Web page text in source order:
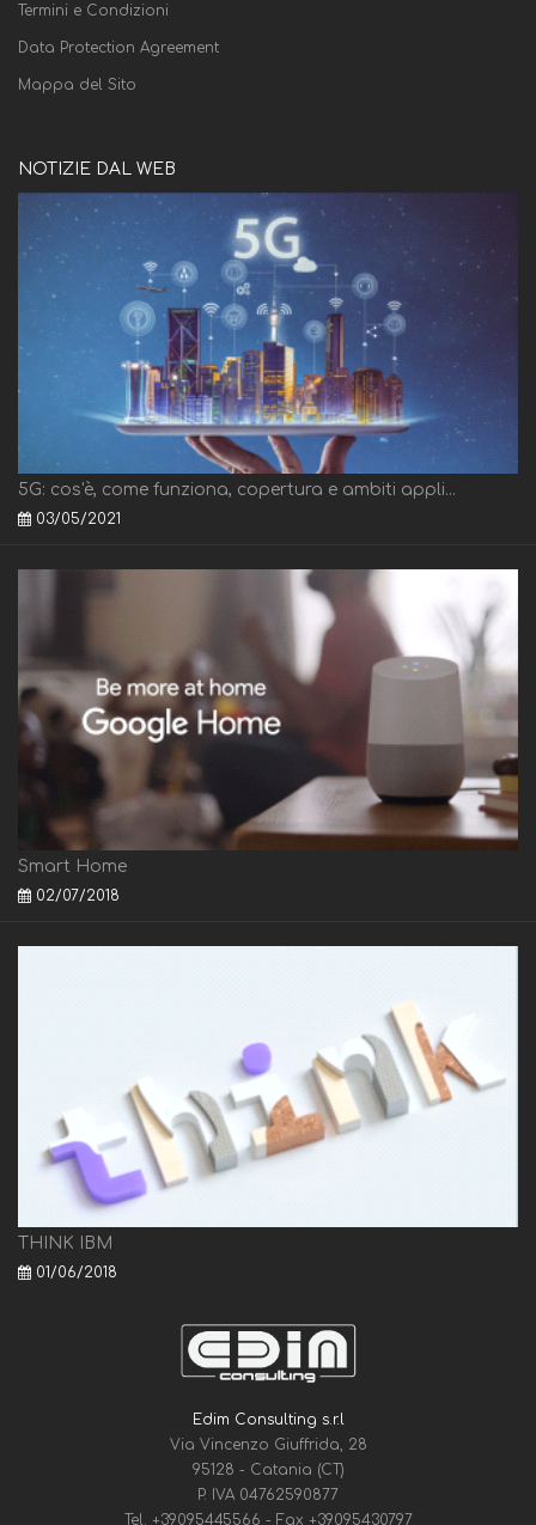
Termini e Condizioni
Data Protection Agreement
Mappa del Sito
NOTIZIE DAL WEB
5G: cos'è, come funziona, copertura e ambiti appli...
03/05/2021
Smart Home
02/07/2018
THINK IBM
01/06/2018
Edim Consulting s.r.l
Via Vincenzo Giuffrida, 28
95128 - Catania (CT)
P. IVA 04762590877
Tel. +39095445566 - Fax +39095430797